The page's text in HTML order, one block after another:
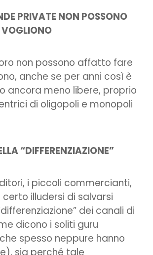
PRIVATE NON POSSONO
VOGLIONO
non possono affatto fare
anche se per anni così è
ancora meno libere, proprio
di oligopoli e monopoli
“DIFFERENZIAZIONE”
i piccoli commercianti,
certo illudersi di salvarsi
dei canali di
dicono i soliti guru
spesso neppure hanno